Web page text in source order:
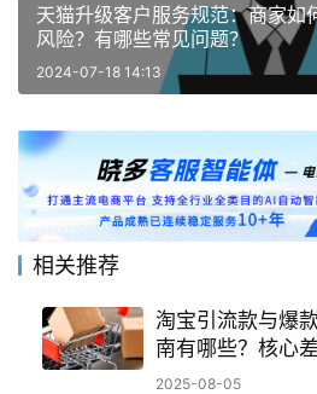
天猫升级客户服务规范：商家如
风险？有哪些常见问题？
2024-07-18 14:13
相关推荐
淘宝引流款与爆
南有哪些？核心
择指南，助你精
2025-08-05